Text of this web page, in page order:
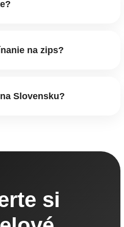
na zips?
Slovensku?
si